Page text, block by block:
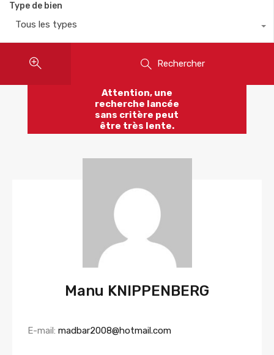
Type de bien
Tous les types
Rechercher
Attention, une
recherche lancée
sans critère peut
être très lente.
Manu KNIPPENBERG
E-mail: madbar2008@hotmail.com